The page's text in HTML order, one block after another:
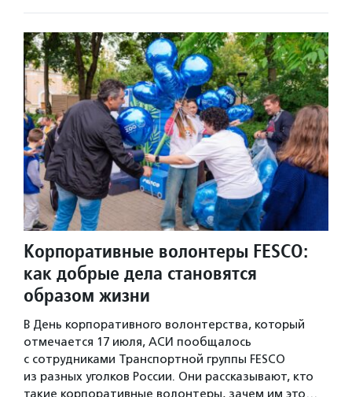
Корпоративные волонтеры FESCO:
как добрые дела становятся
образом жизни
В День корпоративного волонтерства, который
отмечается 17 июля, АСИ пообщалось
с сотрудниками Транспортной группы FESCO
из разных уголков России. Они рассказывают, кто
такие корпоративные волонтеры, зачем им это…